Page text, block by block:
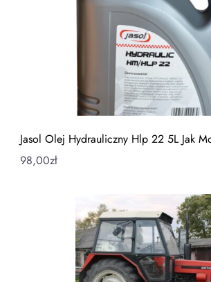
Jasol Olej Hydrauliczny Hlp 22 5L Jak
98,00zł